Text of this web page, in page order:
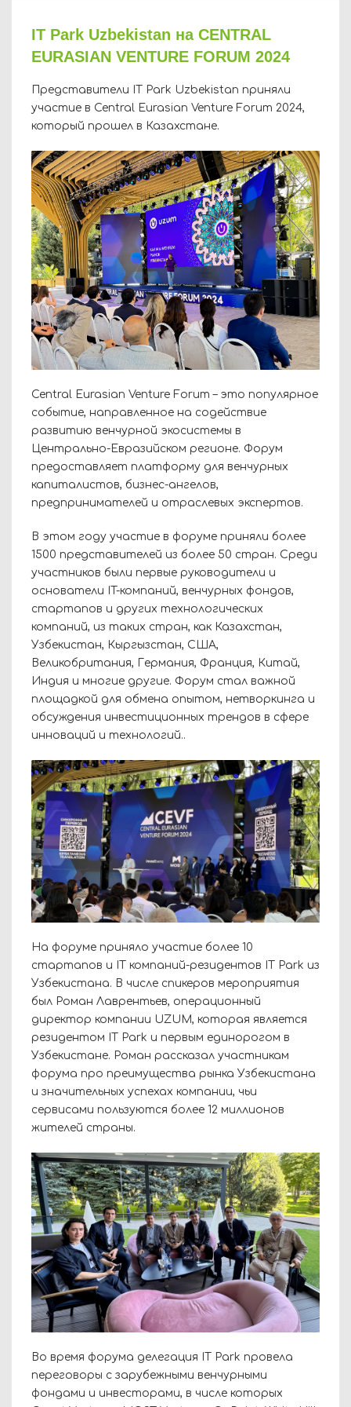
IT Park Uzbekistan на CENTRAL
EURASIAN VENTURE FORUM 2024
Представители IT Park Uzbekistan приняли
участие в Central Eurasian Venture Forum 2024,
который прошел в Казахстане.
Central Eurasian Venture Forum – это популярное
событие, направленное на содействие
развитию венчурной экосистемы в
Центрально-Евразийском регионе. Форум
предоставляет платформу для венчурных
капиталистов, бизнес-ангелов,
предпринимателей и отраслевых экспертов.
В этом году участие в форуме приняли более
1500 представителей из более 50 стран. Среди
участников были первые руководители и
основатели IT-компаний, венчурных фондов,
стартапов и других технологических
компаний, из таких стран, как Казахстан,
Узбекистан, Кыргызстан, США,
Великобритания, Германия, Франция, Китай,
Индия и многие другие. Форум стал важной
площадкой для обмена опытом, нетворкинга и
обсуждения инвестиционных трендов в сфере
инноваций и технологий..
На форуме приняло участие более 10
стартапов и IT компаний-резидентов IT Park из
Узбекистана. В числе спикеров мероприятия
был Роман Лаврентьев, операционный
директор компании UZUM, которая является
резидентом IT Park и первым единорогом в
Узбекистане. Роман рассказал участникам
форума про преимущества рынка Узбекистана
и значительных успехах компании, чьи
сервисами пользуются более 12 миллионов
жителей страны.
Во время форума делегация IT Park провела
переговоры с зарубежными венчурными
фондами и инвесторами, в числе которых